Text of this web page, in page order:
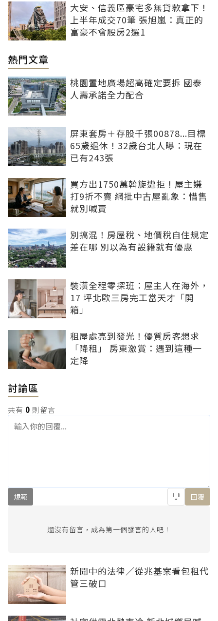
大安、信義區豪宅多無貸款拿下！
上半年成交70筆 張旭嵐：真正的
富豪不會股房2選1
熱門文章
桃園置地廣場超高確定要拆 國泰
人壽承諾全力配合
屏東套房＋存股千張00878...目標
65歲退休！32歲台北人曝：現在
已有243張
買方出1750萬斡旋遭拒！屋主嫌
打9折不賣 網批中古屋亂象：惜售
就別喊賣
別搞混！房屋稅、地價稅自住規定
差在哪 別以為有設籍就有優惠
裝潢全程零探班：屋主人在海外，
17 坪北歐三房完工當天才「開
箱」
租屋處亮到發光！優質房客想求
「降租」 房東激賞：遇到這種一
定降
討論區
共有 0 則留言
規範 回覆
還沒有留言，成為第一個發言的人吧！
新聞中的法律／從兆基案看包租代
管三破口